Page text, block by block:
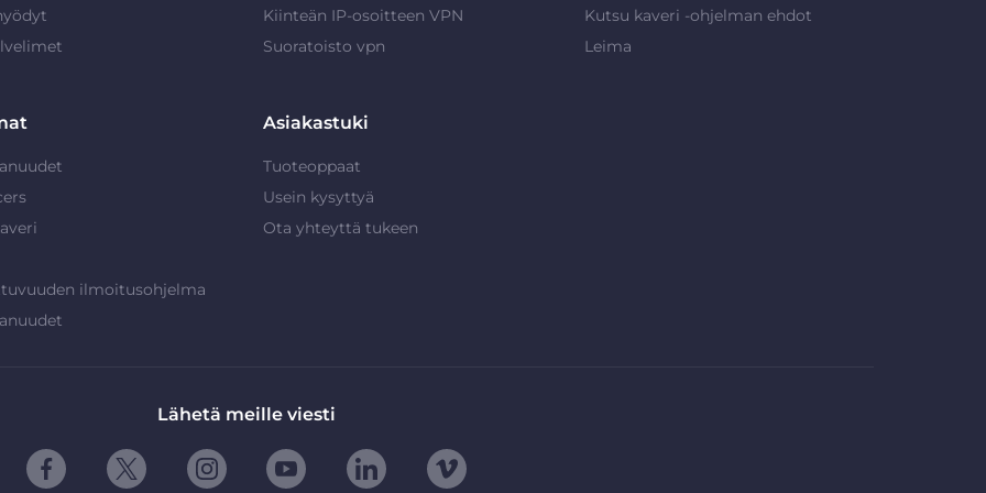
Kiinteän IP-osoitteen VPN
Suoratoisto vpn
Kutsu kaveri -ohjelman ehdot
Leima
ilmoitusohjelma
Asiakastuki
Tuoteoppaat
Usein kysyttyä
Ota yhteyttä tukeen
Lähetä meille viesti